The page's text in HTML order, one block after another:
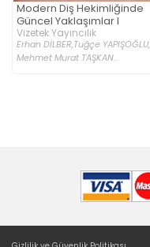
Modern Diş Hekimliğinde
Güncel Yaklaşımlar I
Vizetek Yayıncılık
Erhan DİLBER,Tuğçe YAPIŞOĞLU,
Mehmet Murat TAŞKAN...